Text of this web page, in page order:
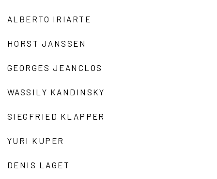
ALBERTO IRIARTE
HORST JANSSEN
GEORGES JEANCLOS
WASSILY KANDINSKY
SIEGFRIED KLAPPER
YURI KUPER
DENIS LAGET